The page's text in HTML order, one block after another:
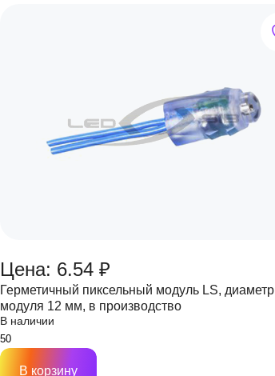
Цена: 6.54 ₽
Герметичный пиксельный модуль LS, диаметр
модуля 12 мм, в производство
В наличии
В корзину